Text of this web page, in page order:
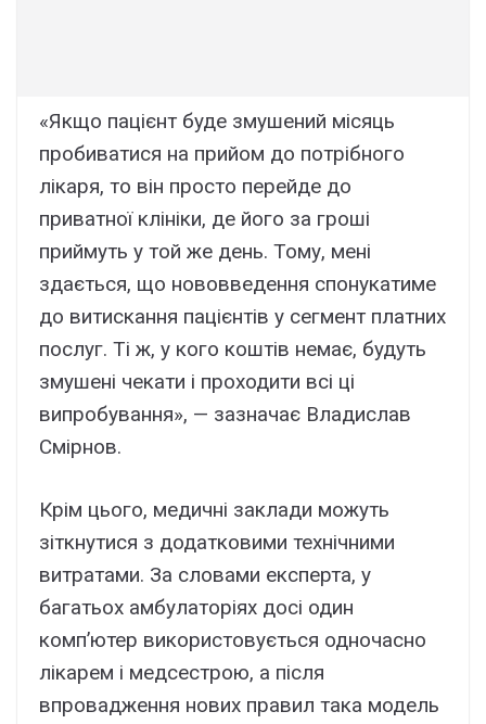
«Якщо пацієнт буде змушений місяць
пробиватися на прийом до потрібного
лікаря, то він просто перейде до
приватної клініки, де його за гроші
приймуть у той же день. Тому, мені
здається, що нововведення спонукатиме
до витискання пацієнтів у сегмент платних
послуг. Ті ж, у кого коштів немає, будуть
змушені чекати і проходити всі ці
випробування», — зазначає Владислав
Смірнов.
Крім цього, медичні заклади можуть
зіткнутися з додатковими технічними
витратами. За словами експерта, у
багатьох амбулаторіях досі один
комп’ютер використовується одночасно
лікарем і медсестрою, а після
впровадження нових правил така модель